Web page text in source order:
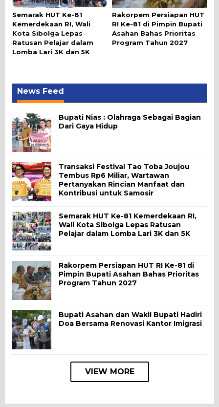
Semarak HUT Ke-81
Kemerdekaan RI, Wali
Kota Sibolga Lepas
Ratusan Pelajar dalam
Lomba Lari 3K dan 5K
Rakorpem Persiapan HUT
RI Ke-81 di Pimpin Bupati
Asahan Bahas Prioritas
Program Tahun 2027
News Feed
Bupati Nias : Olahraga Sebagai Bagian
Dari Gaya Hidup
Transaksi Festival Tao Toba Joujou
Tembus Rp6 Miliar, Wartawan
Pertanyakan Rincian Manfaat dan
Kontribusi untuk Samosir
Semarak HUT Ke-81 Kemerdekaan RI,
Wali Kota Sibolga Lepas Ratusan
Pelajar dalam Lomba Lari 3K dan 5K
Rakorpem Persiapan HUT RI Ke-81 di
Pimpin Bupati Asahan Bahas Prioritas
Program Tahun 2027
Bupati Asahan dan Wakil Bupati Hadiri
Doa Bersama Renovasi Kantor Imigrasi
VIEW MORE